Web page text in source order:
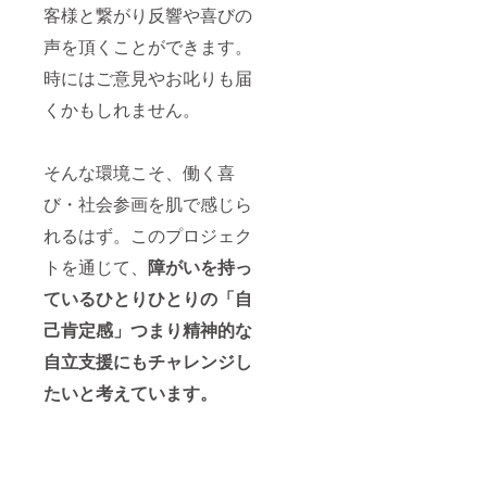
客様と繋がり反響や喜びの
声を頂くことができます。
時にはご意見やお叱りも届
くかもしれません。
そんな環境こそ、働く喜
び・社会参画を肌で感じら
れるはず。このプロジェク
トを通じて、 障がいを持っ
ているひとりひとりの「自
己肯定感」つまり精神的な
自立支援にもチャレンジし
たいと考えています。